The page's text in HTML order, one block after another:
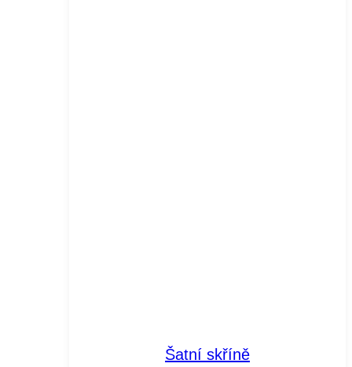
Šatní skříně